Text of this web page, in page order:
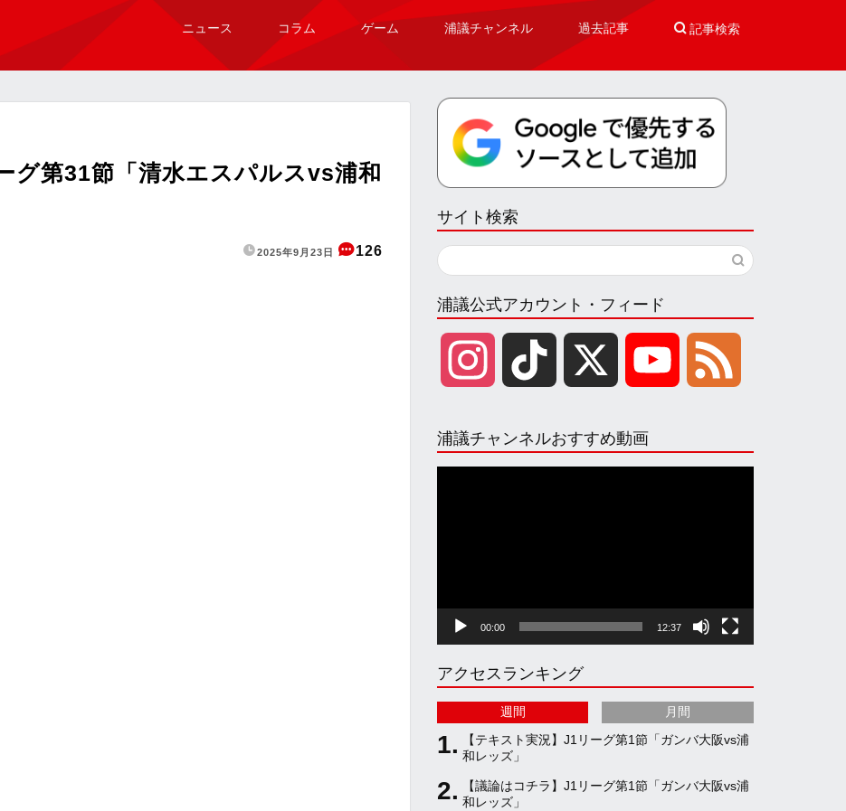
ニュース コラム ゲーム 浦議チャンネル 過去記事  記事検索
グ第31節「清水エスパルスvs浦和
2025年9月23日 126
サイト検索
浦議公式アカウント・フィード
s
g
r
a
m
k
k
u
b
e
C
h
e
浦議チャンネルおすすめ動画
00:00 12:37
アクセスランキング
週間 月間
【テキスト実況】J1リーグ第1節「ガンバ大阪vs浦
和レッズ」
【議論はコチラ】J1リーグ第1節「ガンバ大阪vs浦
和レッズ」